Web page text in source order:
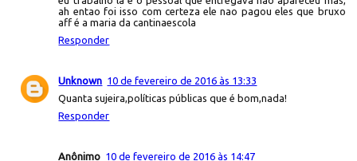
ah entao foi isso com certeza ele nao pagou eles que bruxo
aff é a maria da cantinaescola
Responder
Unknown 10 de fevereiro de 2016 às 13:33
Quanta sujeira,políticas públicas que é bom,nada!
Responder
Anônimo 10 de fevereiro de 2016 às 14:47